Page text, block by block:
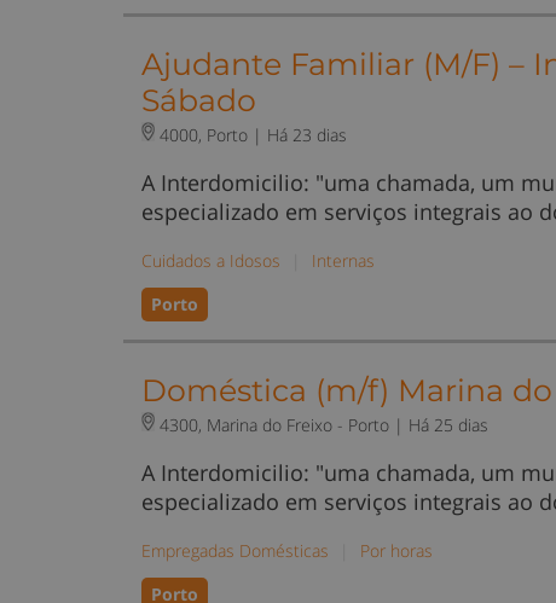
Ajudante Familiar (M/F) –
Sábado
4000, Porto | Há 23 dias
A Interdomicilio: "uma chamada, um
especializado em serviços integrais ao
Cuidados a Idosos
Internas
Porto
Doméstica (m/f) Marina
4300, Marina do Freixo - Porto | Há 25 dias
A Interdomicilio: "uma chamada, um
especializado em serviços integrais ao
Empregadas Domésticas
Por horas
Porto